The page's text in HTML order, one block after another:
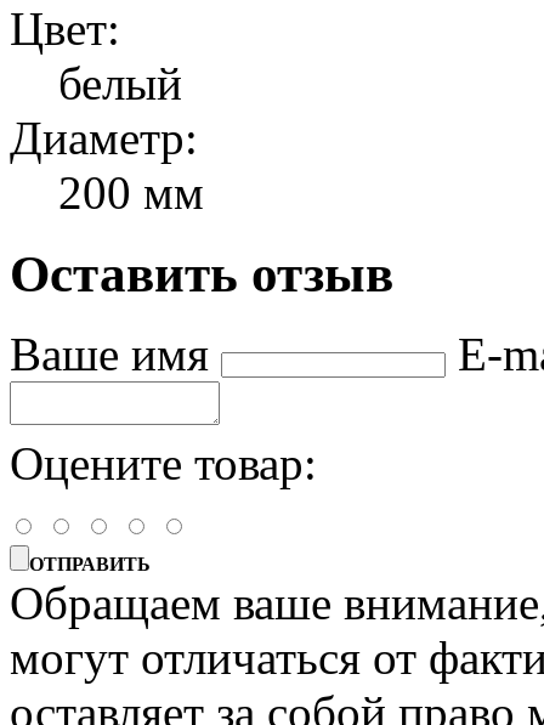
Цвет:
белый
Диаметр:
200 мм
Оставить отзыв
Ваше имя E-
Оцените товар:
ОТПРАВИТЬ
Обращаем ваше
могут отличаться от
оставляет за собой право